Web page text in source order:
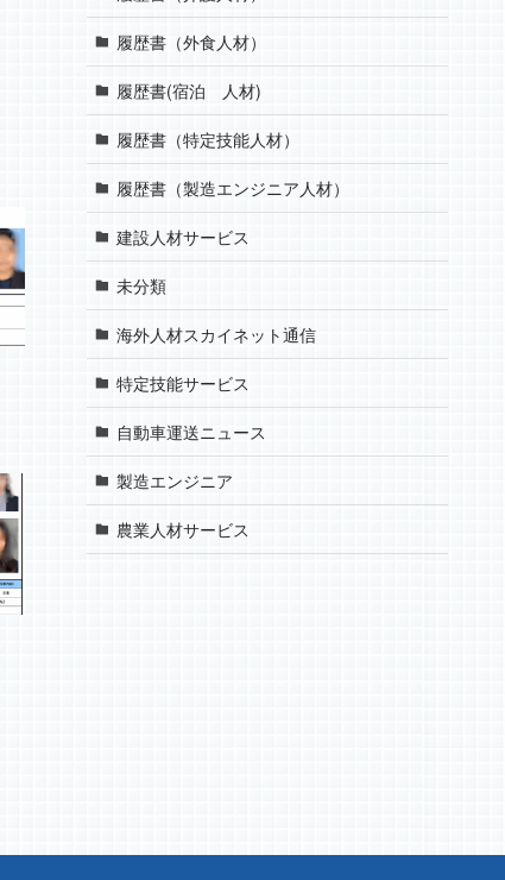
履歴書（外食人材）
履歴書(宿泊 人材)
履歴書（特定技能人材）
履歴書（製造エンジニア人材）
建設人材サービス
未分類
海外人材スカイネット通信
特定技能サービス
自動車運送ニュース
製造エンジニア
農業人材サービス